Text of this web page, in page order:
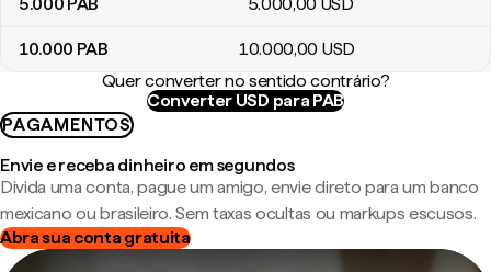
10.000 PAB 10.000,00 USD
Quer converter no sentido contrário?
Converter USD para PAB
PAGAMENTOS
Envie e receba dinheiro em segundos
Divida uma conta, pague um amigo, envie direto para um banco
mexicano ou brasileiro. Sem taxas ocultas ou markups escusos.
Abra sua conta gratuita